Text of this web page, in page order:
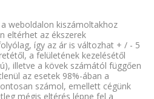
weboldalon kiszámoltakhoz
eltérhet az ékszerek
így az ár is változhat + / - 5
a felületének kezelésétől
illetve a kövek számától függően
az esetek 98%-ában a
számol, emellett cégünk
mégis eltérés lépne fel a